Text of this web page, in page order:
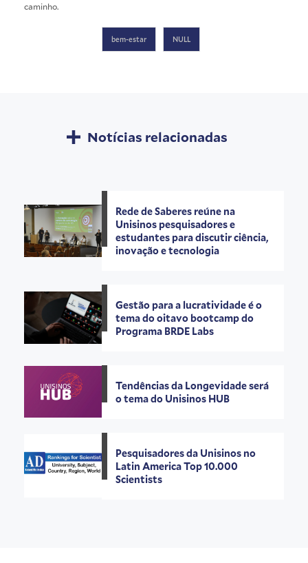
caminho.
bem-estar NULL
Notícias relacionadas
Rede de Saberes reúne na
Unisinos pesquisadores e
estudantes para discutir ciência,
inovação e tecnologia
Gestão para a lucratividade é o
tema do oitavo bootcamp do
Programa BRDE Labs
Tendências da Longevidade será
o tema do Unisinos HUB
Pesquisadores da Unisinos no
Latin America Top 10.000
Scientists